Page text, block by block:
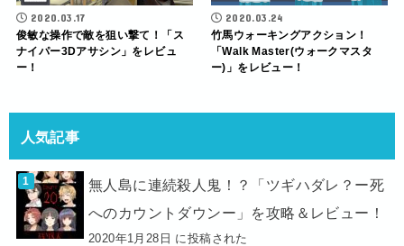
2020.03.17
俊敏な操作で敵を狙い撃て！「ス
ナイパー3Dアサシン」をレビュ
ー！
2020.03.24
竹馬ウォーキングアクション！
「Walk Master(ウォークマスタ
ー)」をレビュー！
人気記事
無人島に連続殺人鬼！？「ツギハダレ？ー死
へのカウントダウンー」を攻略＆レビュー！
2020年1月28日 に投稿された